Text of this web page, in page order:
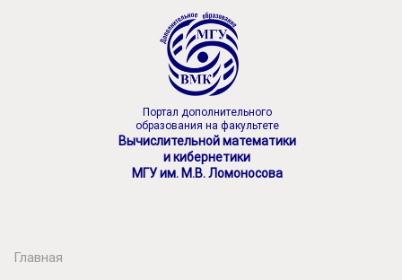
Портал дополнительного
образования на факультете
Вычислительной математики
и кибернетики
МГУ им. М.В. Ломоносова
Главная